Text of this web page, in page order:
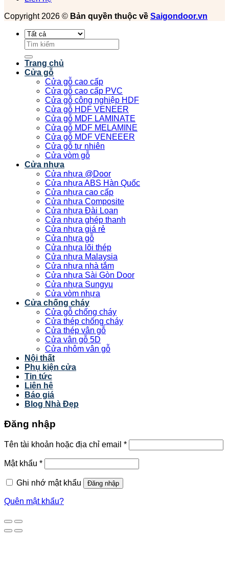
Copyright 2026 © Bản quyền thuộc về Saigondoor.vn
Tìm
kiếm:
Trang chủ
Cửa gỗ
Cửa gỗ cao cấp
Cửa gỗ cao cấp PVC
Cửa gỗ công nghiệp HDF
Cửa gỗ HDF VENEER
Cửa gỗ MDF LAMINATE
Cửa gỗ MDF MELAMINE
Cửa gỗ MDF VENEEER
Cửa gỗ tự nhiên
Cửa vòm gỗ
Cửa nhựa
Cửa nhựa @Door
Cửa nhựa ABS Hàn Quốc
Cửa nhựa cao cấp
Cửa nhựa Composite
Cửa nhựa Đài Loan
Cửa nhựa ghép thanh
Cửa nhựa giá rẻ
Cửa nhựa gỗ
Cửa nhựa lõi thép
Cửa nhựa Malaysia
Cửa nhựa nhà tắm
Cửa nhựa Sài Gòn Door
Cửa nhựa Sungyu
Cửa vòm nhựa
Cửa chống cháy
Cửa gỗ chống cháy
Cửa thép chống cháy
Cửa thép vân gỗ
Cửa vân gỗ 5D
Cửa nhôm vân gỗ
Nội thất
Phụ kiện cửa
Tin tức
Liên hệ
Báo giá
Blog Nhà Đẹp
Đăng nhập
Tên tài khoản hoặc địa chỉ email *
Mật khẩu *
Ghi nhớ mật khẩu Đăng nhập
Quên mật khẩu?